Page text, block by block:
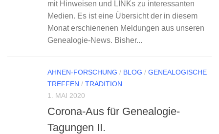
mit Hinweisen und LINKs zu interessanten
Medien. Es ist eine Übersicht der in diesem
Monat erschienenen Meldungen aus unseren
Genealogie-News. Bisher...
AHNEN-FORSCHUNG / BLOG / GENEALOGISCHE
TREFFEN / TRADITION
1. MAI 2020
Corona-Aus für Genealogie-
Tagungen II.